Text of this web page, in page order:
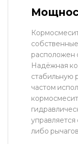
расположен
Надёжная
стабильную
частом
либо